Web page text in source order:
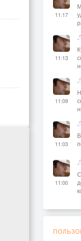
11:17
11:13
11:09
11:03
11:00